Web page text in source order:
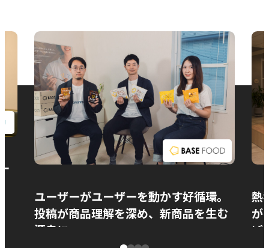
ユーザーがユーザーを動かす好循環。
投稿が商品理解を深め、新商品を生む
源泉に
熱
が
ぱ